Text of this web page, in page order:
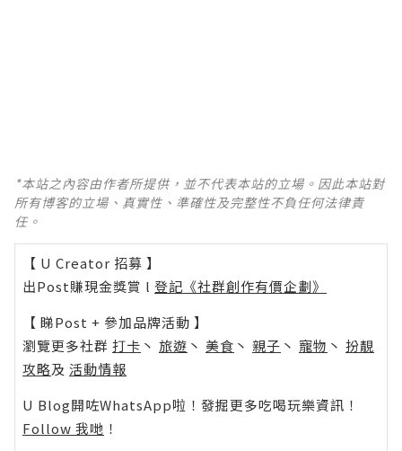
*本站之內容由作者所提供，並不代表本站的立場。因此本站對
所有博客的立場、真實性、準確性及完整性不負任何法律責
任。
【 U Creator 招募 】
出Post賺現金獎賞 l 登記《社群創作有價企劃》
【 睇Post + 參加品牌活動 】
瀏覽更多社群 打卡 丶 旅遊 丶 美食 丶 親子 丶 寵物 丶 扮靚
攻略及 活動情報
U Blog開咗WhatsApp啦！發掘更多吃喝玩樂資訊！
Follow 我哋 ！